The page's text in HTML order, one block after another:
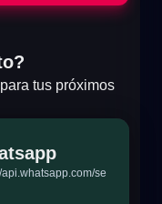
tus próximos
api.whatsapp.com/se